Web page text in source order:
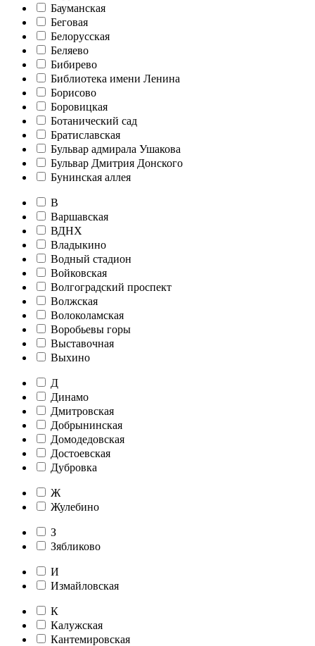
Бауманская
Беговая
Белорусская
Беляево
Бибирево
Библиотека имени Ленина
Борисово
Боровицкая
Ботанический сад
Братиславская
Бульвар адмирала Ушакова
Бульвар Дмитрия Донского
Бунинская аллея
В
Варшавская
ВДНХ
Владыкино
Водный стадион
Войковская
Волгоградский проспект
Волжская
Волоколамская
Воробьевы горы
Выставочная
Выхино
Д
Динамо
Дмитровская
Добрынинская
Домодедовская
Достоевская
Дубровка
Ж
Жулебино
З
Зябликово
И
Измайловская
К
Калужская
Кантемировская